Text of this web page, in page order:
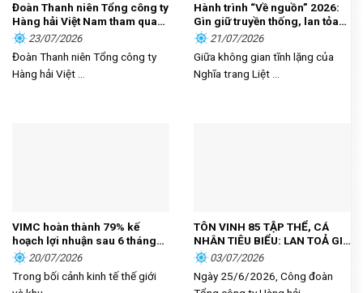
Đoàn Thanh niên Tổng công ty
Hàng hải Việt Nam tham quan,
học tập thực tế tại Nhà Quốc
hội
23/07/2026
Đoàn Thanh niên Tổng công ty
Hàng hải Việt ...
Hành trình “Về nguồn” 2026:
Gìn giữ truyền thống, lan tỏa
trách nhiệm
21/07/2026
Giữa không gian tĩnh lặng của
Nghĩa trang Liệt ...
VIMC hoàn thành 79% kế
hoạch lợi nhuận sau 6 tháng
đầu năm
20/07/2026
Trong bối cảnh kinh tế thế giới
TÔN VINH 85 TẬP THỂ, CÁ
NHÂN TIÊU BIỂU: LAN TOẢ GIÁ
TRỊ CỐNG HIẾN, KHƠI DẬY
KHÁT VỌNG PHÁT TRIỂN
TRONG NGƯỜI LAO ĐỘNG
03/07/2026
Ngày 25/6/2026, Công đoàn